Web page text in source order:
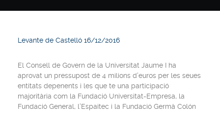
Levante de Castelló 16/12/2016
El Consell de Govern de la Universitat Jaume I ha
aprovat un pressupost de 4 milions d’euros per les seues
entitats depenents i les que te una participació
majoritària com la Fundació Universitat-Empresa, la
Fundació General, l’Espaitec i la Fundació Germà Colón